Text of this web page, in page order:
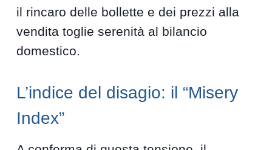
il rincaro delle bollette e dei prezzi alla
vendita toglie serenità al bilancio
domestico.
L’indice del disagio: il “Misery
Index”